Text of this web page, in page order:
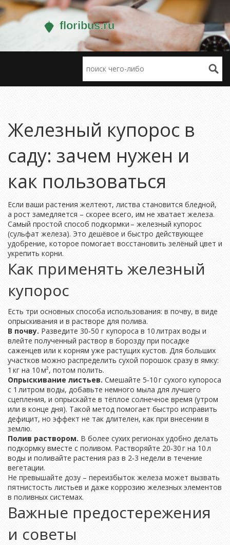
Железный купорос в
саду: зачем нужен и
как пользоваться
Если ваши растения желтеют, листва становится бледной,
а рост замедляется – скорее всего, им не хватает железа.
Самый простой способ подкормки – железный купорос
(сульфат железа). Это дешёвое и быстро действующее
удобрение, которое помогает восстановить зелёный цвет и
укрепить корни.
Как применять железный
купорос
Есть три основных способа использования: в почву, в виде
опрыскивания и в растворе для полива.
В почву. Разведите 30‑50 г купороса в 10 литрах воды и
влейте полученный раствор в борозду при посадке
саженцев или к корням уже растущих кустов. Для больших
участков можно распределить сухой порошок сразу в ямку:
1 кг на 10 м², потом полить.
Опрыскивание листьев. Смешайте 5‑10 г сухого купороса
с 1 литром воды, добавьте немного мыла для лучшего
сцепления, и опрыскайте в тёплое солнечное время (утром
или в конце дня). Такой метод помогает быстро исправить
дефицит, но эффект не так длителен, как при внесении в
землю.
Полив раствором. В более сухих регионах удобно делать
подкормку вместе с поливом. Растворяйте 20‑30 г на 10 л
воды и поливайте растения раз в 2‑3 недели в течение
вегетации.
Не превышайте дозу – переизбыток железа может вызвать
пятнистость листьев и даже коррозию железных элементов
в поливных системах.
Важные предостережения
и советы